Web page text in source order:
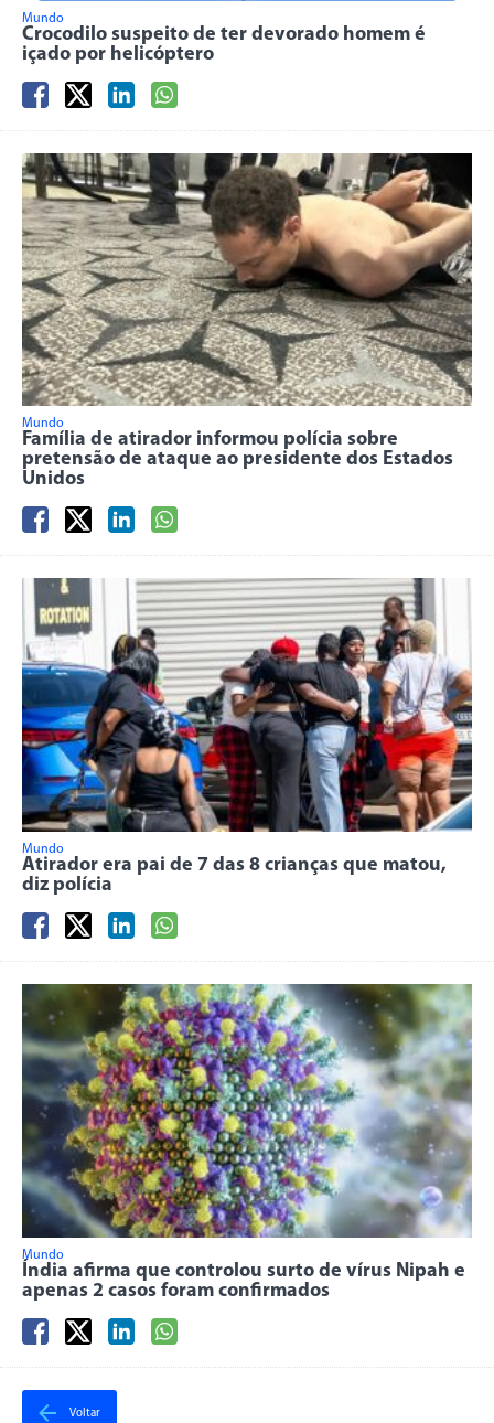
Mundo
Crocodilo suspeito de ter devorado homem é
içado por helicóptero
Mundo
Família de atirador informou polícia sobre
pretensão de ataque ao presidente dos Estados
Unidos
Mundo
Atirador era pai de 7 das 8 crianças que matou,
diz polícia
Mundo
Índia afirma que controlou surto de vírus Nipah e
apenas 2 casos foram confirmados
Voltar